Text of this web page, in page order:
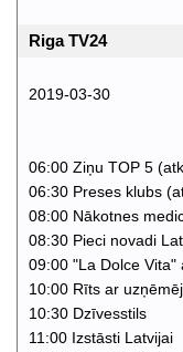
Riga TV24
2019-03-30
06:00 Ziņu TOP 5
06:30 Preses klubs
08:00 Nākotnes
08:30 Pieci novadi
09:00 "La Dolce Vita"
10:00 Rīts ar
10:30 Dzīvesstils
11:00 Izstāsti Latvijai